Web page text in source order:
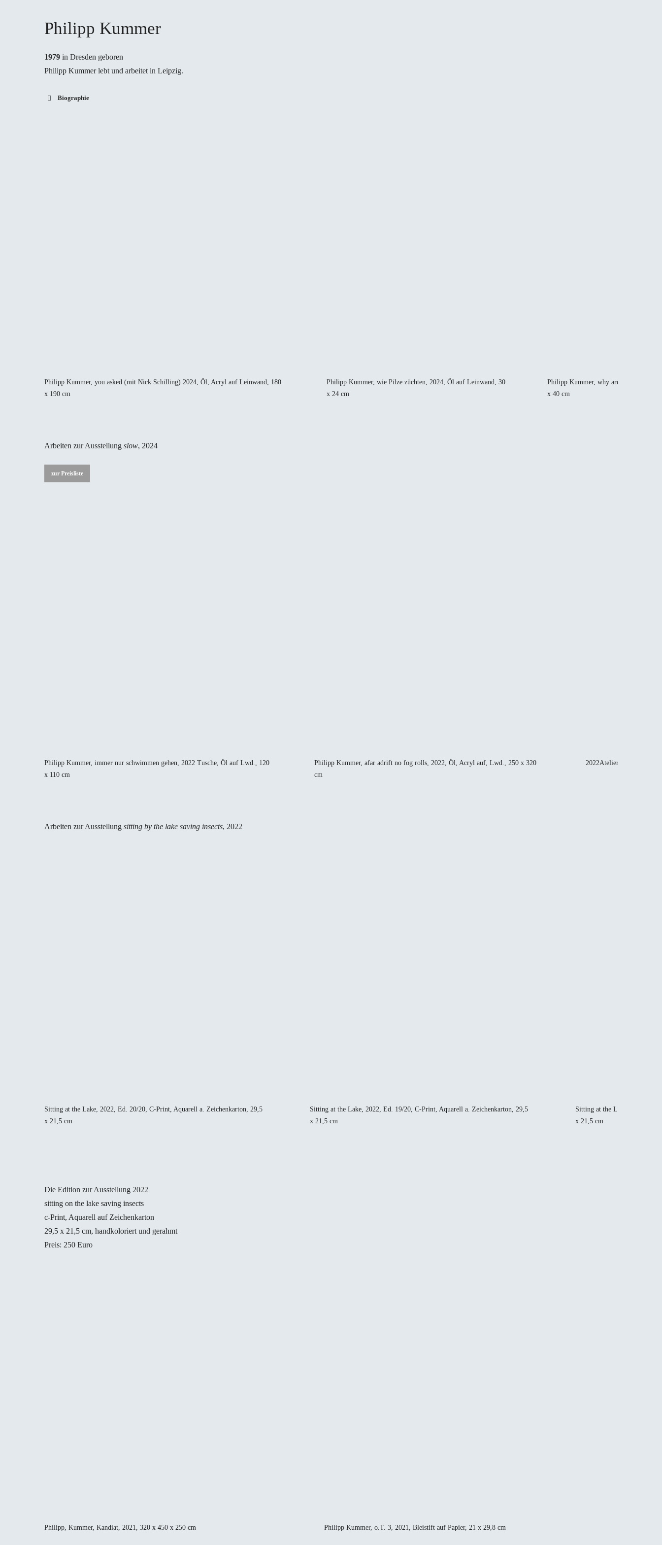
Philipp Kummer
1979 in Dresden geboren
Philipp Kummer lebt und arbeitet in Leipzig.
Biographie
Philipp Kummer, you asked (mit Nick Schilling) 2024, Öl, Acryl auf Leinwand, 180
x 190 cm
Philipp Kummer, wie Pilze züchten, 2024, Öl auf Leinwand, 30
x 24 cm
Philipp Kummer, why are you out
x 40 cm
Arbeiten zur Ausstellungslow, 2024
zur Preisliste
Philipp Kummer, immer nur schwimmen gehen, 2022 Tusche, Öl auf Lwd., 120
x 110 cm
Philipp Kummer, afar adrift no fog rolls, 2022, Öl, Acryl auf, Lwd., 250 x 320
cm
Arbeiten zur Ausstellung sitting by the lake saving insects, 2022
Sitting at the Lake, 2022, Ed. 20/20, C-Print, Aquarell a. Zeichenkarton, 29,5
x 21,5 cm
Sitting at the Lake, 2022, Ed. 19/20, C-Print, Aquarell a. Zeichenkarton, 29,5
x 21,5 cm
Sitting at the Lake, 2022, Ed.
x 21,5 cm
Die Edition zur Ausstellung 2022
sitting on the lake saving insects
c-Print, Aquarell auf Zeichenkarton
29,5 x 21,5 cm, handkoloriert und gerahmt
Preis: 250 Euro
Philipp, Kummer, Kandiat, 2021, 320 x 450 x 250 cm Philipp Kummer, o.T. 3, 2021, Bleistift auf Papier, 21 x 29,8 cm